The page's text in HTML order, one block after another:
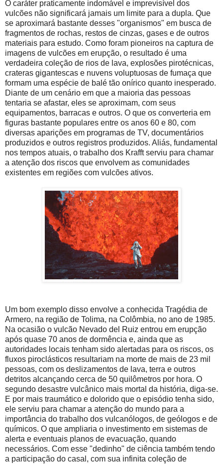
O caráter praticamente indomável e imprevisível dos
vulcões não significará jamais um limite para a dupla. Que
se aproximará bastante desses "organismos" em busca de
fragmentos de rochas, restos de cinzas, gases e de outros
materiais para estudo. Como foram pioneiros na captura de
imagens de vulcões em erupção, o resultado é uma
verdadeira coleção de rios de lava, explosões pirotécnicas,
crateras gigantescas e nuvens voluptuosas de fumaça que
formam uma espécie de balé tão onírico quanto inesperado.
Diante de um cenário em que a maioria das pessoas
tentaria se afastar, eles se aproximam, com seus
equipamentos, barracas e outros. O que os converteria em
figuras bastante populares entre os anos 60 e 80, com
diversas aparições em programas de TV, documentários
produzidos e outros registros produzidos. Aliás, fundamental
nos tempos atuais, o trabalho dos Krafft serviu para chamar
a atenção dos riscos que envolvem as comunidades
existentes em regiões com vulcões ativos.
Um bom exemplo disso envolve a conhecida Tragédia de
Armero, na região de Tolima, na Colômbia, no ano de 1985.
Na ocasião o vulcão Nevado del Ruiz entrou em erupção
após quase 70 anos de dormência e, ainda que as
autoridades locais tenham sido alertadas para os riscos, os
fluxos piroclásticos resultariam na morte de mais de 23 mil
pessoas, com os deslizamentos de lava, terra e outros
detritos alcançando cerca de 50 quilômetros por hora. O
segundo desastre vulcânico mais mortal da história, diga-se.
E por mais traumático e dolorido que o episódio tenha sido,
ele serviu para chamar a atenção do mundo para a
importância do trabalho dos vulcanólogos, de geólogos e de
químicos. O que ampliaria o investimento em sistemas de
alerta e eventuais planos de evacuação, quando
necessários. Com esse "dedinho" de ciência também tendo
a participação do casal, com sua infinita coleção de